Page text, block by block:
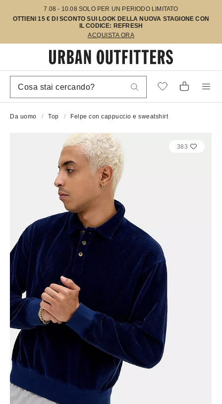
7.08 - 10.08 SOLO PER UN PERIODO LIMITATO
OTTIENI 15 € DI SCONTO SUI LOOK DELLA NUOVA STAGIONE CON
IL CODICE: REFRESH
ACQUISTA ORA
Da uomo Top Felpe con cappuccio e sweatshirt
383